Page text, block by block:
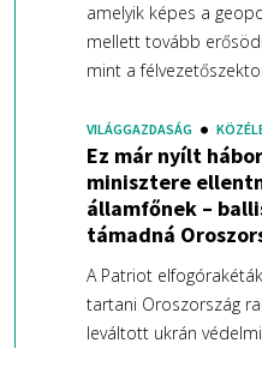
amelyik képes a
mellett tovább
mint a
VILÁGGAZDASÁG
Ez már nyílt
minisztere
államfőnek –
támadná
A Patriot
tartani Oroszország
leváltott ukrán